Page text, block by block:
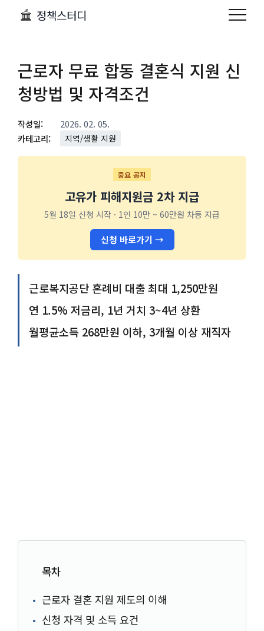
정책스터디
근로자 무료 합동 결혼식 지원 신
청방법 및 자격조건
작성일:
2026. 02. 05.
카테고리:
지역/생활 지원
중요 공지
고유가 피해지원금 2차 지급
5월 18일 신청 시작 · 1인 10만 ~ 60만원 차등 지급
신청 바로가기 →
근로복지공단 혼례비 대출 최대 1,250만원
연 1.5% 저금리, 1년 거치 3~4년 상환
월평균소득 268만원 이하, 3개월 이상 재직자
목차
근로자 결혼 지원 제도의 이해
신청 자격 및 소득 요건